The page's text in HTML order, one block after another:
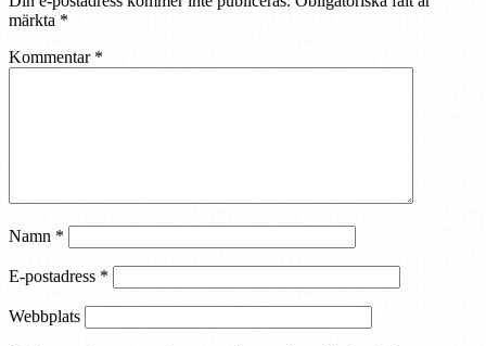
märkta *
Kommentar *
Namn *
E-postadress *
Webbplats